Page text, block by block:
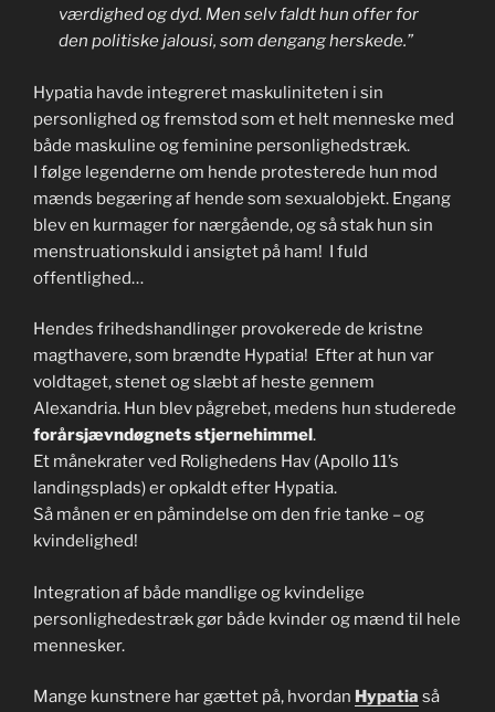
værdighed og dyd. Men selv faldt hun offer for
den politiske jalousi, som dengang herskede.”
Hypatia havde integreret maskuliniteten i sin
personlighed og fremstod som et helt menneske med
både maskuline og feminine personlighedstræk.
I følge legenderne om hende protesterede hun mod
mænds begæring af hende som sexualobjekt. Engang
blev en kurmager for nærgående, og så stak hun sin
menstruationskuld i ansigtet på ham! I fuld
offentlighed…
Hendes frihedshandlinger provokerede de kristne
magthavere, som brændte Hypatia! Efter at hun var
voldtaget, stenet og slæbt af heste gennem
Alexandria. Hun blev pågrebet, medens hun studerede
forårsjævndøgnets stjernehimmel.
Et månekrater ved Rolighedens Hav (Apollo 11’s
landingsplads) er opkaldt efter Hypatia.
Så månen er en påmindelse om den frie tanke – og
kvindelighed!
Integration af både mandlige og kvindelige
personlighedestræk gør både kvinder og mænd til hele
mennesker.
Mange kunstnere har gættet på, hvordan Hypatia så